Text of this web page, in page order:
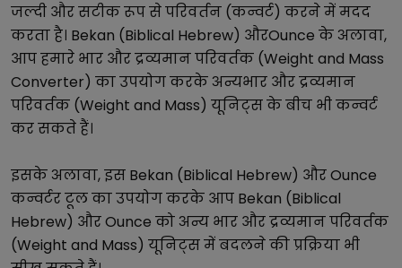
जल्दी और सटीक रूप से परिवर्तन (कन्वर्ट) करने में मदद
करता है। Bekan (Biblical Hebrew) औरOunce के अलावा,
आप हमारे भार और द्रव्यमान परिवर्तक (Weight and Mass
Converter) का उपयोग करके अन्यभार और द्रव्यमान
परिवर्तक (Weight and Mass) यूनिट्स के बीच भी कन्वर्ट
कर सकते हैं।
इसके अलावा, इस Bekan (Biblical Hebrew) औरOunce
कन्वर्टर टूल का उपयोग करके आप Bekan (Biblical
Hebrew) औरOunce को अन्य भार और द्रव्यमान परिवर्तक
(Weight and Mass) यूनिट्स में बदलने की प्रक्रिया भी